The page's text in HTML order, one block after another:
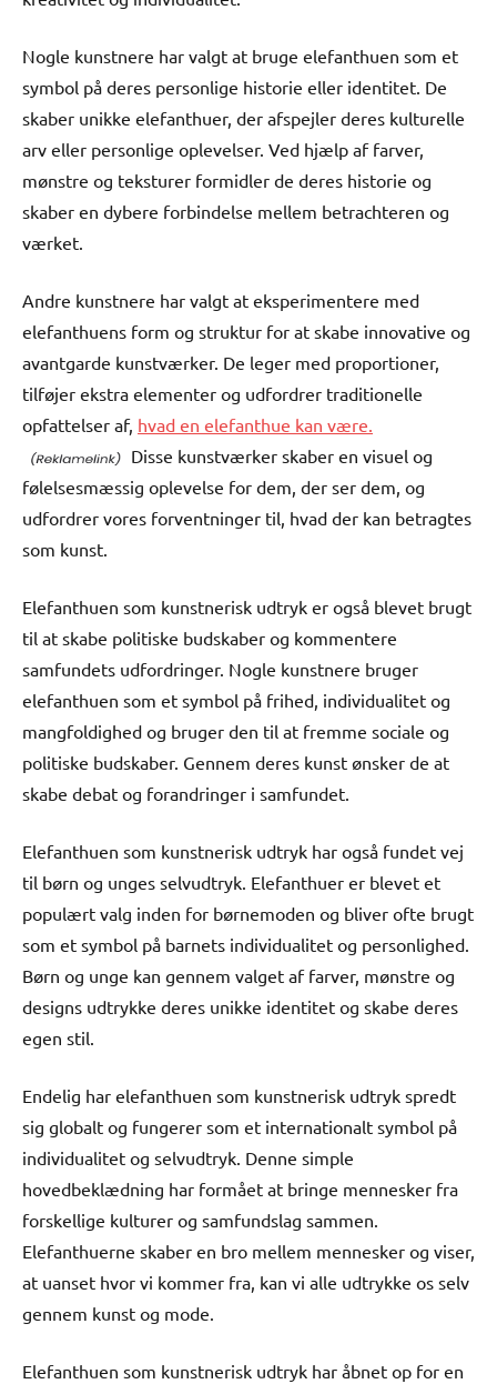
Nogle kunstnere har valgt at bruge elefanthuen som et
symbol på deres personlige historie eller identitet. De
skaber unikke elefanthuer, der afspejler deres kulturelle
arv eller personlige oplevelser. Ved hjælp af farver,
mønstre og teksturer formidler de deres historie og
skaber en dybere forbindelse mellem betrachteren og
værket.
Andre kunstnere har valgt at eksperimentere med
elefanthuens form og struktur for at skabe innovative og
avantgarde kunstværker. De leger med proportioner,
tilføjer ekstra elementer og udfordrer traditionelle
opfattelser af, hvad en elefanthue kan være.
Disse kunstværker skaber en visuel og
følelsesmæssig oplevelse for dem, der ser dem, og
udfordrer vores forventninger til, hvad der kan betragtes
som kunst.
Elefanthuen som kunstnerisk udtryk er også blevet brugt
til at skabe politiske budskaber og kommentere
samfundets udfordringer. Nogle kunstnere bruger
elefanthuen som et symbol på frihed, individualitet og
mangfoldighed og bruger den til at fremme sociale og
politiske budskaber. Gennem deres kunst ønsker de at
skabe debat og forandringer i samfundet.
Elefanthuen som kunstnerisk udtryk har også fundet vej
til børn og unges selvudtryk. Elefanthuer er blevet et
populært valg inden for børnemoden og bliver ofte brugt
som et symbol på barnets individualitet og personlighed.
Børn og unge kan gennem valget af farver, mønstre og
designs udtrykke deres unikke identitet og skabe deres
egen stil.
Endelig har elefanthuen som kunstnerisk udtryk spredt
sig globalt og fungerer som et internationalt symbol på
individualitet og selvudtryk. Denne simple
hovedbeklædning har formået at bringe mennesker fra
forskellige kulturer og samfundslag sammen.
Elefanthuerne skaber en bro mellem mennesker og viser,
at uanset hvor vi kommer fra, kan vi alle udtrykke os selv
gennem kunst og mode.
Elefanthuen som kunstnerisk udtryk har åbnet op for en